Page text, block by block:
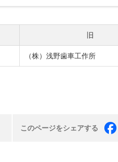
旧
（株）浅野歯車工作所
このページをシェアする